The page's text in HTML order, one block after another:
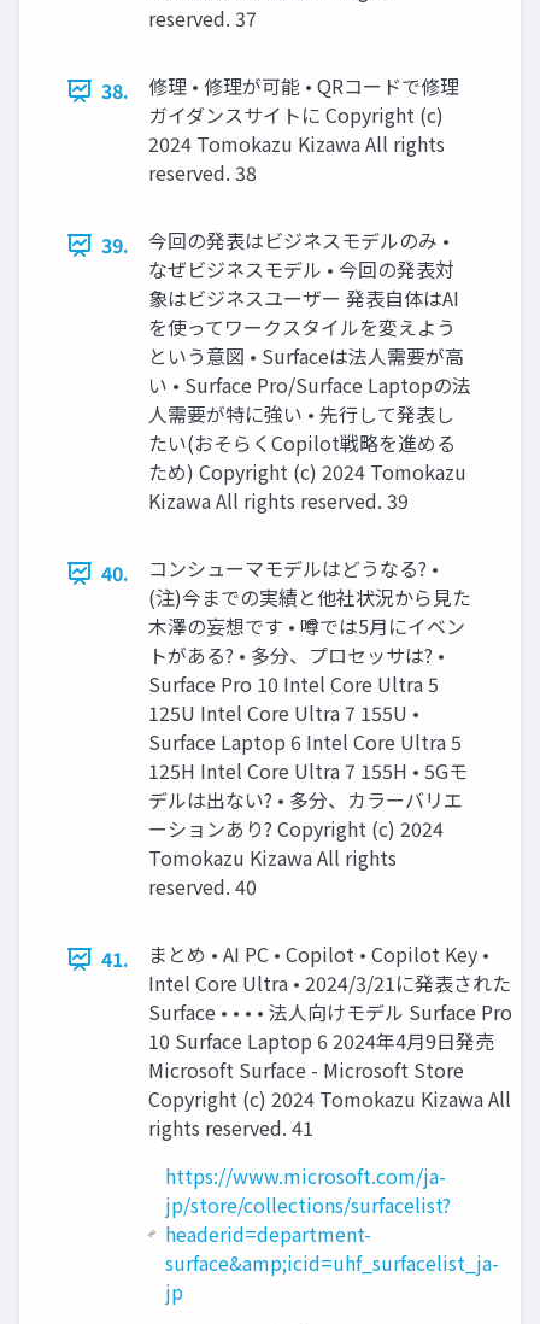
reserved. 37
38.
修理 • 修理が可能 • QRコードで修理
ガイダンスサイトに Copyright (c)
2024 Tomokazu Kizawa All rights
reserved. 38
39.
今回の発表はビジネスモデルのみ •
なぜビジネスモデル • 今回の発表対
象はビジネスユーザー 発表自体はAI
を使ってワークスタイルを変えよう
という意図 • Surfaceは法人需要が高
い • Surface Pro/Surface Laptopの法
人需要が特に強い • 先行して発表し
たい(おそらくCopilot戦略を進める
ため) Copyright (c) 2024 Tomokazu
Kizawa All rights reserved. 39
40.
コンシューマモデルはどうなる? •
(注)今までの実績と他社状況から見た
木澤の妄想です • 噂では5月にイベン
トがある? • 多分、プロセッサは? •
Surface Pro 10 Intel Core Ultra 5
125U Intel Core Ultra 7 155U •
Surface Laptop 6 Intel Core Ultra 5
125H Intel Core Ultra 7 155H • 5Gモ
デルは出ない? • 多分、カラーバリエ
ーションあり? Copyright (c) 2024
Tomokazu Kizawa All rights
reserved. 40
41.
まとめ • AI PC • Copilot • Copilot Key •
Intel Core Ultra • 2024/3/21に発表された
Surface • • • • 法人向けモデル Surface Pro
10 Surface Laptop 6 2024年4月9日発売
Microsoft Surface - Microsoft Store
Copyright (c) 2024 Tomokazu Kizawa All
rights reserved. 41
https://www.microsoft.com/ja-
jp/store/collections/surfacelist?
headerid=department-
surface&amp;icid=uhf_surfacelist_ja-
jp